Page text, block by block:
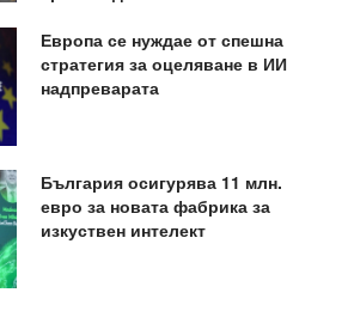
Европа се нуждае от спешна
стратегия за оцеляване в ИИ
надпреварата
България осигурява 11 млн.
евро за новата фабрика за
изкуствен интелект